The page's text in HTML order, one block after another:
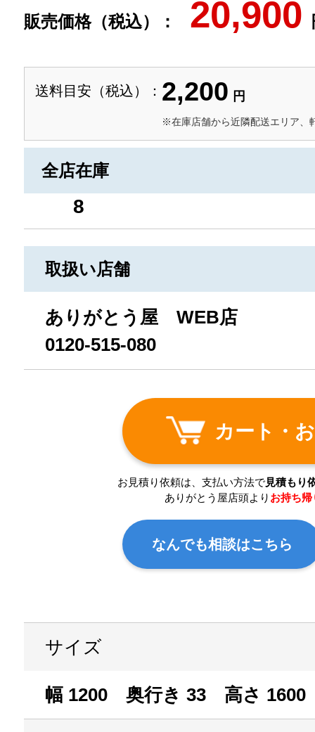
販売価格（税込）： 20,900
送料目安（税込）： 2,200 円
※在庫店舗から近隣配送エリア、
全店在庫
8
取扱い店舗
ありがとう屋 WEB店
0120-515-080
カート・
お見積り依頼は、支払い方法で見積もり
ありがとう屋店頭より お持ち帰
なんでも相談はこちら
サイズ
幅 1200 奥行き 33 高さ 1600